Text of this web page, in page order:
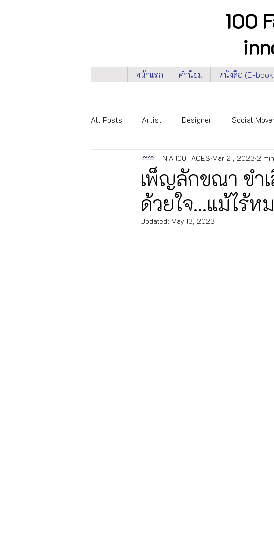
100
หน้าแรก คำนิยม หนังสือ (E-
All Posts Artist Designer Social Mover
Knowledge Provider NIA 100 Faces 2020
City Networks Health & Well-Being
เพ็ญลักขณา ขำ
ด้วยใจ...แม้ไร้ห
NIA 100 FACES Mar 21, 2023 2
Updated: May 13, 2023